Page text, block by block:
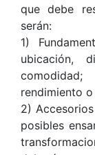
que debe
serán:
1)
ubicación,
rendimiento
2)
posibles